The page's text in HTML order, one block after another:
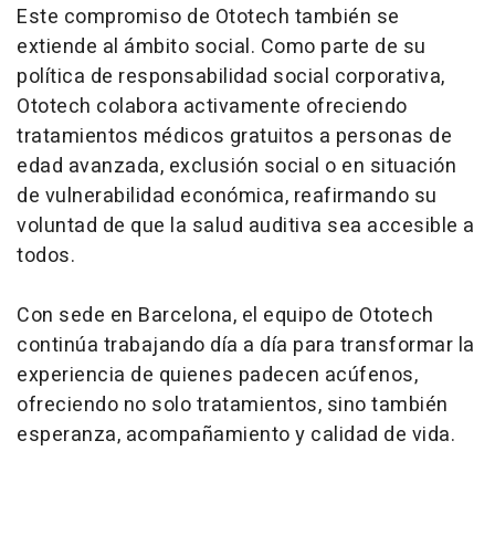
Este compromiso de Ototech también se
extiende al ámbito social. Como parte de su
política de responsabilidad social corporativa,
Ototech colabora activamente ofreciendo
tratamientos médicos gratuitos a personas de
edad avanzada, exclusión social o en situación
de vulnerabilidad económica, reafirmando su
voluntad de que la salud auditiva sea accesible a
todos.
Con sede en Barcelona, el equipo de Ototech
continúa trabajando día a día para transformar la
experiencia de quienes padecen acúfenos,
ofreciendo no solo tratamientos, sino también
esperanza, acompañamiento y calidad de vida.